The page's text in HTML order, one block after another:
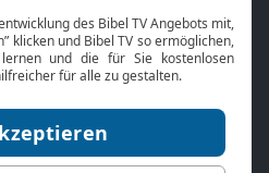
Kontakt
TV-Empfang